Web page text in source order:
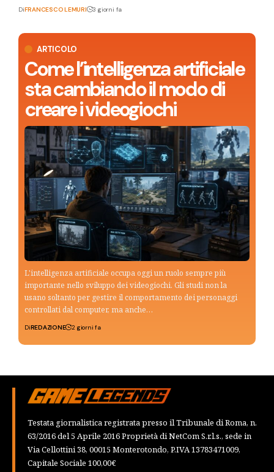
ARTICOLO
Come l’intelligenza artificiale
sta cambiando il modo di
creare i videogiochi
L'intelligenza artificiale occupa oggi un ruolo sempre più
importante nello sviluppo dei videogiochi. Gli studi non la
usano soltanto per gestire il comportamento dei personaggi
controllati dal computer, ma anche…
DiREDAZIONE 2 giorni fa
DiFRANCESCO LEMURI 3 giorni fa
Testata giornalistica registrata presso il Tribunale di Roma, n.
63/2016 del 5 Aprile 2016 Proprietà di NetCom S.r.l.s., sede in
Via Cellottini 38, 00015 Monterotondo, P.IVA 13783471009,
Capitale Sociale 100,00€